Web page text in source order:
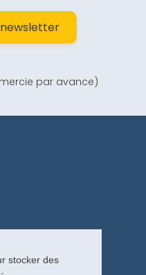
stocker des
par avance)